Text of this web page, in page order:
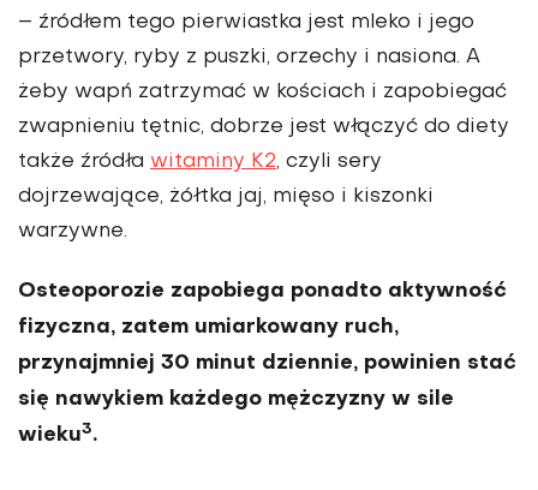
– źródłem tego pierwiastka jest mleko i jego
przetwory, ryby z puszki, orzechy i nasiona. A
żeby wapń zatrzymać w ko­ściach i zapobiegać
zwapnieniu tętnic, dobrze jest włączyć do diety
także źródła witaminy K2, czyli sery
dojrzewające, żółtka jaj, mięso i kiszonki
warzywne.
Osteoporozie zapobiega ponadto aktywność
fizyczna, zatem umiarko­wany ruch,
przynajmniej 30 minut dziennie, powinien stać
się nawykiem każdego mężczyzny w sile
wieku3.